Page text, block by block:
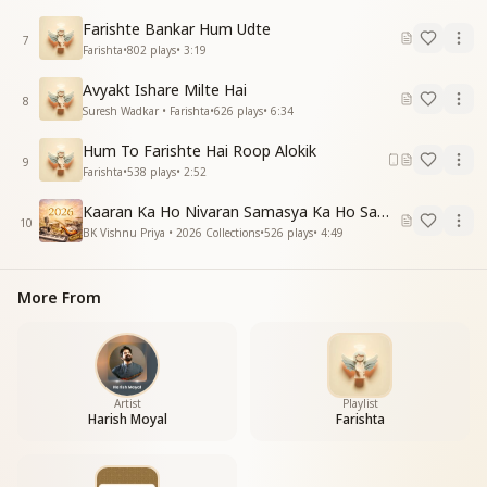
ये फरिश्ते जो जमी पे उतरे तारे है
ये रूहानी अंजुमन न्यारे नजारे है
ये फरिश्ते जो जमी पे उतरे तारे है
ये उतरे तारे कितने प्यारे कितने प्यारे है
ये फरिश्ते जो जमी पे उतरे तारे है
ये फरिश्ते जो जमी पे उतरे तारे है
____ _____
7
Farishte Bankar Hum Udte
Farishta•802 plays• 3:19
8
Avyakt Ishare Milte Hai
Suresh Wadkar • Farishta•626 plays• 6:34
9
Hum To Farishte Hai Roop Alokik
Farishta•538 plays• 2:52
10
Kaaran Ka Ho Nivaran Samasya Ka Ho Samadhan
BK Vishnu Priya • 2026 Collections•526 plays• 4:49
More From
Artist
Harish Moyal
Playlist
Farishta